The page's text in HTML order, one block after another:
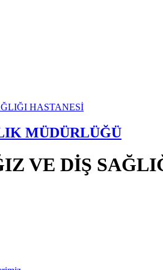
MÜDÜRLÜĞÜ
VE DİŞ